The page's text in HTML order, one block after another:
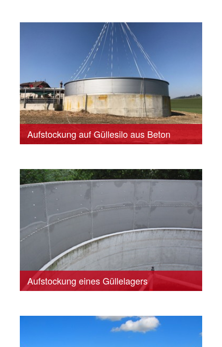
Aufstockung auf Güllesilo aus Beton
Aufstockung eines Güllelagers